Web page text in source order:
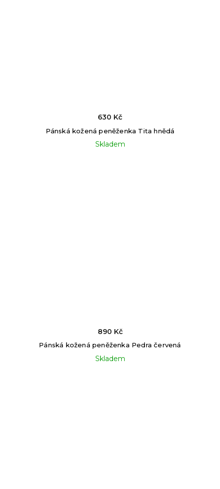
Pánská kožená peněženka Tita hnědá
Skladem
630 Kč
Pánská kožená peněženka Pedra červená
Skladem
890 Kč